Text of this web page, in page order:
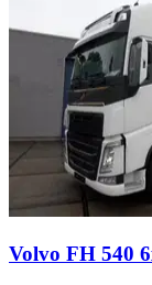
Volvo FH 540